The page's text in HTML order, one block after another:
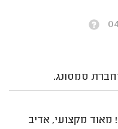
סמסונג.
מקצועי, אדיב